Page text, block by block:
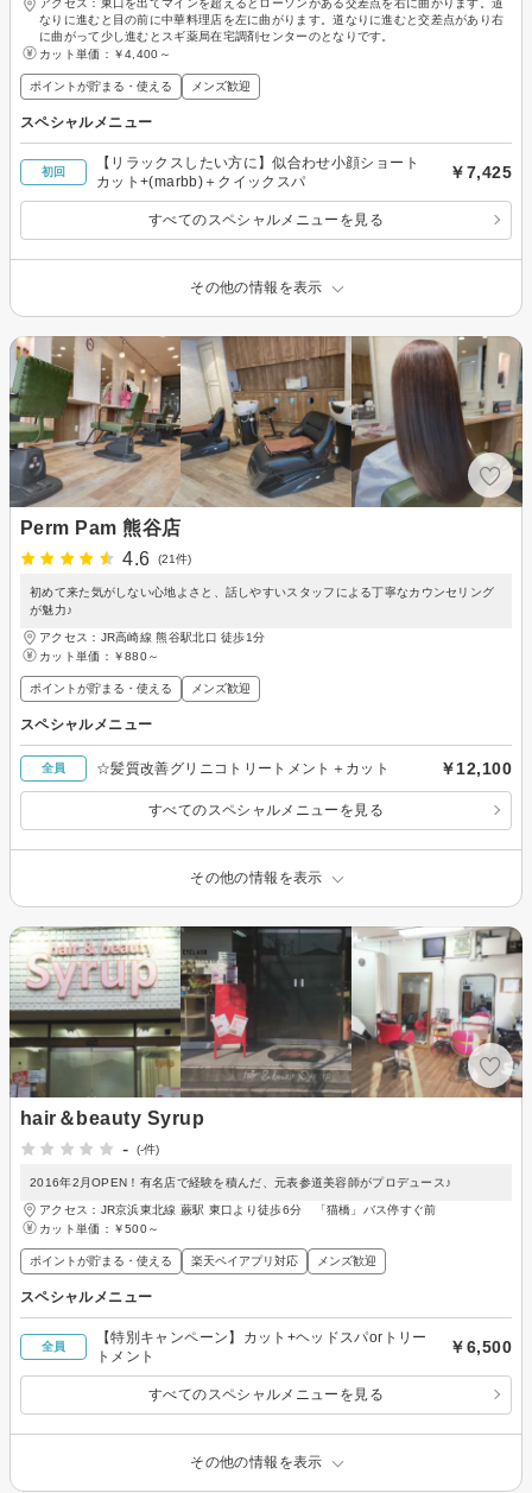
アクセス：東口を出てマインを超えるとローソンがある交差点を右に曲がります。道
なりに進むと目の前に中華料理店を左に曲がります。道なりに進むと交差点があり右
に曲がって少し進むとスギ薬局在宅調剤センターのとなりです。
カット単価： ￥4,400～
ポイントが貯まる・使える メンズ歓迎
スペシャルメニュー
初回
【リラックスしたい方に】似合わせ小顔ショート
カット+(marbb)＋クイックスパ
￥7,425
すべてのスペシャルメニューを見る
その他の情報を表示
Perm Pam 熊谷店
4.6
(21件)
初めて来た気がしない心地よさと、話しやすいスタッフによる丁寧なカウンセリング
が魅力♪
アクセス：JR高崎線 熊谷駅北口 徒歩1分
カット単価： ￥880～
ポイントが貯まる・使える メンズ歓迎
スペシャルメニュー
全員 ☆髪質改善グリニコトリートメント＋カット ￥12,100
すべてのスペシャルメニューを見る
その他の情報を表示
hair＆beauty Syrup
-
(-件)
2016年2月OPEN！有名店で経験を積んだ、元表参道美容師がプロデュース♪
アクセス：JR京浜東北線 蕨駅 東口より徒歩6分 「猫橋」バス停すぐ前
カット単価： ￥500～
ポイントが貯まる・使える 楽天ペイアプリ対応 メンズ歓迎
スペシャルメニュー
全員
【特別キャンペーン】カット+ヘッドスパorトリー
トメント
￥6,500
すべてのスペシャルメニューを見る
その他の情報を表示